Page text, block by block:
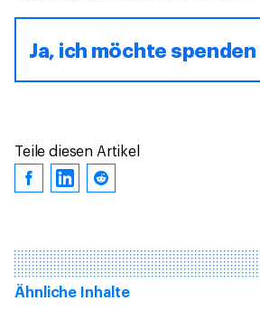
Ja, ich möchte spenden
Teile diesen Artikel
Ähnliche Inhalte